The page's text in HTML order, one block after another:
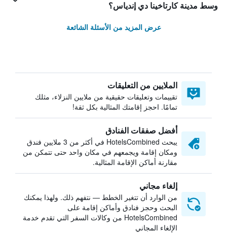
وسط مدينة كارتاخينا دي إندياس؟
عرض المزيد من الأسئلة الشائعة
الملايين من التعليقات
تقييمات وتعليقات حقيقية من ملايين النزلاء، مثلك
تمامًا. احجز إقامتك المثالية بكل ثقة!
أفضل صفقات الفنادق
يبحث HotelsCombined في أكثر من 3 ملايين فندق
ومكان إقامة ويجمعهم في مكان واحد حتى تتمكن من
مقارنة أماكن الإقامة المثالية.
إلغاء مجاني
من الوارد أن تتغير الخطط — نتفهم ذلك. ولهذا يمكنك
البحث وحجز فنادق وأماكن إقامة على
HotelsCombined من وكالات السفر التي تقدم خدمة
الإلغاء المجاني